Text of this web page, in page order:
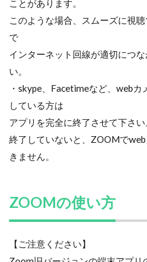
ことがあります。
このような場合、スムーズに視
で
インターネット回線が適切につ
い。
・skype、Facetimeなど、web
している方は
アプリを完全に終了させて下さい
終了していないと、ZOOMで
きません。
ZOOMの使い方
【ご注意ください】